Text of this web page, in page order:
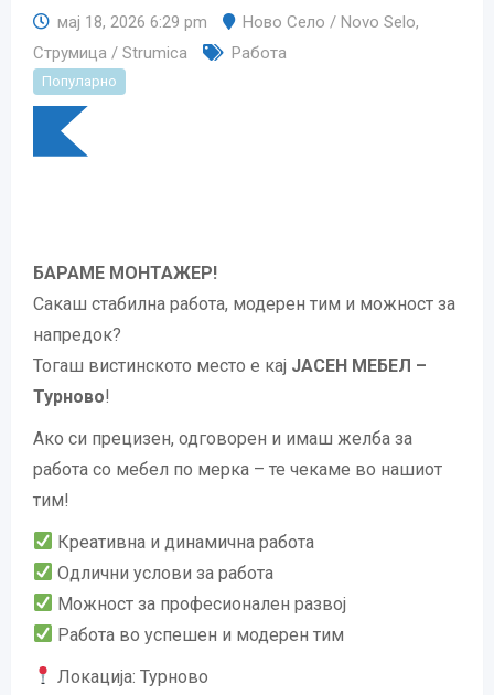
мај 18, 2026 6:29 pm Ново Село / Novo Selo,
Струмица / Strumica
Работа
Популарно
БАРАМЕ МОНТАЖЕР!
Сакаш стабилна работа, модерен тим и можност за
напредок?
Тогаш вистинското место е кај ЈАСЕН МЕБЕЛ –
Турново!
Ако си прецизен, одговорен и имаш желба за
работа со мебел по мерка – те чекаме во нашиот
тим!
Креативна и динамична работа
Одлични услови за работа
Можност за професионален развој
Работа во успешен и модерен тим
Локација: Турново